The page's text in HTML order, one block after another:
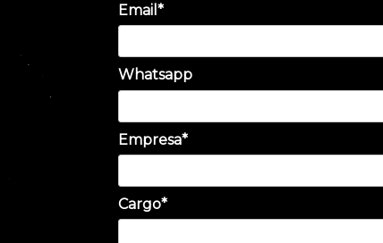
Email*
Whatsapp
Empresa*
Cargo*